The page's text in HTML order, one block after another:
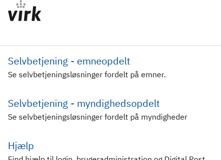
Selvbetjening - emneopdelt
Se selvbetjeningsløsninger fordelt på emner.
Selvbetjening - myndighedsopdelt
Se selvbetjeningsløsninger fordelt på myndigheder
Hjælp